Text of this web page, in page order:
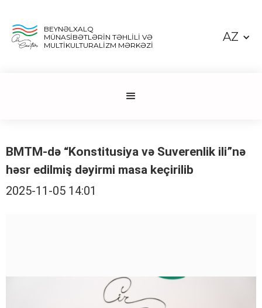
BEYNƏLXALQ
MÜNASİBƏTLƏRİN TƏHLİLİ VƏ
MULTİKULTURALİZM MƏRKƏZİ
AZ
BMTM-də “Konstitusiya və Suverenlik ili”nə
həsr edilmiş dəyirmi masa keçirilib
2025-11-05 14:01